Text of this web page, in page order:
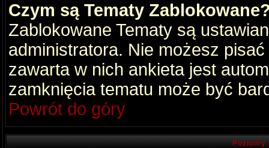
Czym są Tematy
Zablokowane Tematy są
administratora. Nie możesz
zawarta w nich ankieta jest
zamknięcia tematu może być
Powrót do góry